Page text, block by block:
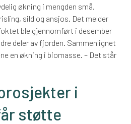
økning i mengden små,
sild og ansjos. Det melder
ble gjennomført i desember
deler av fjorden. Sammenlignet
en økning i biomasse. – Det står
i
støtte